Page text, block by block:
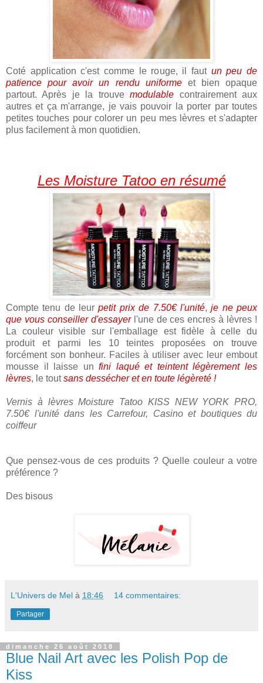
Coté application c'est comme le rouge, il faut un peu de
patience pour avoir un rendu uniforme et bien opaque
partout. Après je la trouvemodulable contrairement aux
autres et ça m'arrange, je vais pouvoir la porter par toutes
petites touches pour colorer un peu mes lèvres et s'adapter
plus facilement à mon quotidien.
Les Moisture Tatoo en résumé
Compte tenu de leurpetit prix de 7.50€ l'unité,je ne peux
que vous conseiller d'essayer l'une de ces encres à lèvres !
La couleur visible sur l'emballage est fidèle à celle du
produit et parmi les 10 teintes proposées on trouve
forcément son bonheur. Faciles à utiliser avec leur embout
mousse il laisse unfini laqué et teintent légèrement les
lèvres, le toutsans dessécher et en toute légèreté !
Vernis à lèvres Moisture Tatoo KISS NEW YORK PRO,
7.50€ l'unité dans les Carrefour, Casino et boutiques du
coiffeur
Que pensez-vous de ces produits ? Quelle couleur a votre
préférence ?
Des bisous
L'Univers de Mel à 18:46 14 commentaires:
Partager
dimanche 26 août 2018
Blue Nail Art avec les Polish Pop de
Kiss